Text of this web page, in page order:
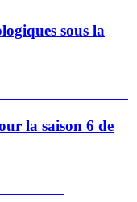
sous la
la saison 6 de